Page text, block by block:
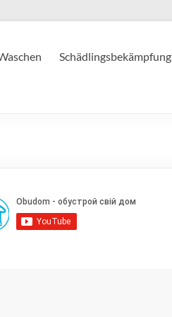
Schädlingsbekämpfung